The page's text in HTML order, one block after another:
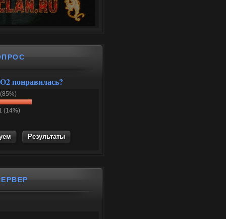
понравилась?
(14%)
Результаты